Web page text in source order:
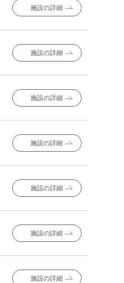
施設の詳細
施設の詳細
施設の詳細
施設の詳細
施設の詳細
施設の詳細
施設の詳細